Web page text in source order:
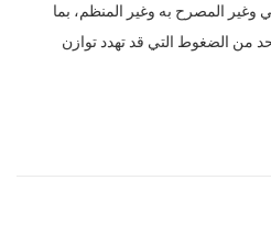
وغير المصرح به وغير المنظم، بما
من الضغوط التي قد تهدد توازن